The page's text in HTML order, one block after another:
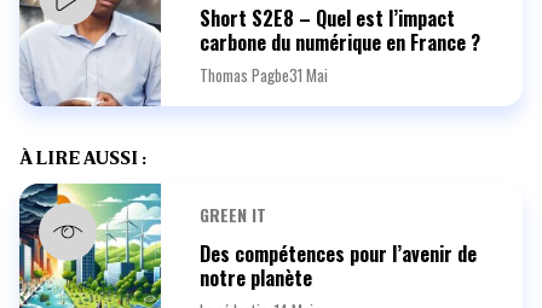
Short S2E8 – Quel est l’impact
carbone du numérique en France ?
Thomas Pagbe31 Mai
À LIRE AUSSI :
GREEN IT
Des compétences pour l’avenir de
notre planète